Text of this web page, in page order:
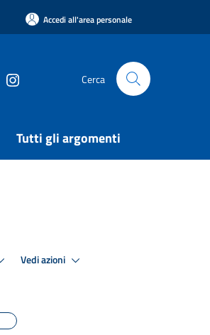
Accedi all'area personale
Cerca
Tutti gli argomenti
Vedi azioni